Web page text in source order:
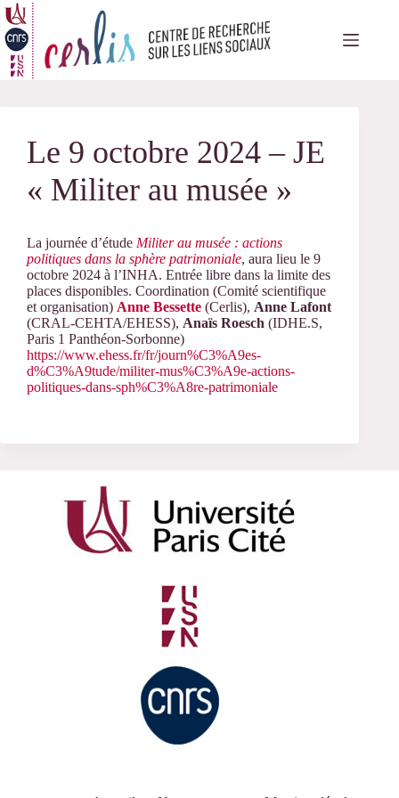
Passer
au
contenu
Le 9 octobre 2024 – JE
« Militer au musée »
La journée d’étude Militer au musée : actions
politiques dans la sphère patrimoniale, aura lieu le 9
octobre 2024 à l’INHA. Entrée libre dans la limite des
places disponibles. Coordination (Comité scientifique
et organisation) Anne Bessette (Cerlis), Anne Lafont
(CRAL-CEHTA/EHESS), Anaïs Roesch (IDHE.S,
Paris 1 Panthéon-Sorbonne)
https://www.ehess.fr/fr/journ%C3%A9es-
d%C3%A9tude/militer-mus%C3%A9e-actions-
politiques-dans-sph%C3%A8re-patrimoniale